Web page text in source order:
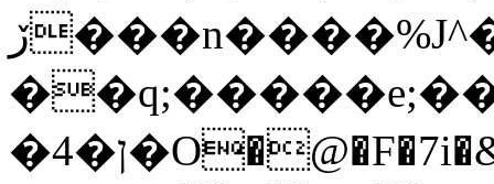
ڒ���n����%J^�}